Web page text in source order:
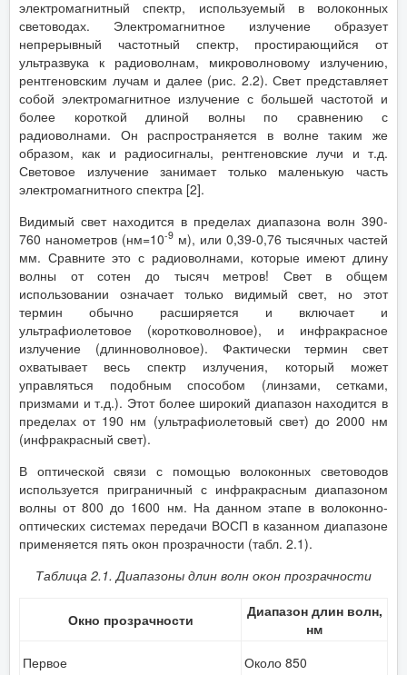
электромагнитный спектр, используемый в волоконных
световодах. Электромагнитное излучение образует
непрерывный частотный спектр, простирающийся от
ультразвука к радиоволнам, микроволновому излучению,
рентгеновским лучам и далее (рис. 2.2). Свет представляет
собой электромагнитное излучение с большей частотой и
более короткой длиной волны по сравнению с
радиоволнами. Он распространяется в волне таким же
образом, как и радиосигналы, рентгеновские лучи и т.д.
Световое излучение занимает только маленькую часть
электромагнитного спектра [2].
Видимый свет находится в пределах диапазона волн 390-
760 нанометров (нм=10-9 м), или 0,39-0,76 тысячных частей
мм. Сравните это с радиоволнами, которые имеют длину
волны от сотен до тысяч метров! Свет в общем
использовании означает только видимый свет, но этот
термин обычно расширяется и включает и
ультрафиолетовое (коротковолновое), и инфракрасное
излучение (длинноволновое). Фактически термин свет
охватывает весь спектр излучения, который может
управляться подобным способом (линзами, сетками,
призмами и т.д.). Этот более широкий диапазон находится в
пределах от 190 нм (ультрафиолетовый свет) до 2000 нм
(инфракрасный свет).
В оптической связи с помощью волоконных световодов
используется приграничный с инфракрасным диапазоном
волны от 800 до 1600 нм. На данном этапе в волоконно-
оптических системах передачи ВОСП в казанном диапазоне
применяется пять окон прозрачности (табл. 2.1).
Таблица 2.1. Диапазоны длин волн окон прозрачности
Окно прозрачности
Диапазон длин волн,
нм
Первое
Около 850